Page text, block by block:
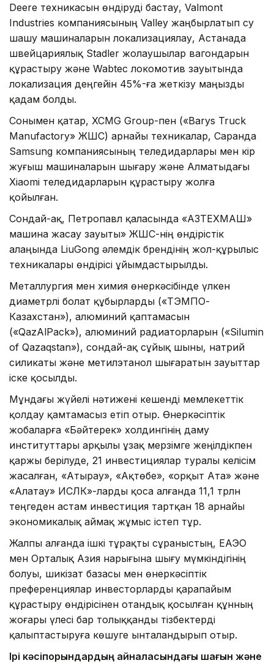
Deere техникасын өндіруді бастау, Valmont
Industries компаниясының Valley жаңбырлатып су
шашу машиналарын локализациялау, Астанада
швейцариялық Stadler жолаушылар вагондарын
құрастыру және Wabtec локомотив зауытында
локализация деңгейін 45%-ға жеткізу маңызды
қадам болды.
Сонымен қатар, XCMG Group-пен («Barys Truck
Manufactory» ЖШС) арнайы техникалар, Саранда
Samsung компаниясының теледидарлары мен кір
жуғыш машиналарын шығару және Алматыдағы
Xiaomi теледидарларын құрастыру жолға
қойылған.
Сондай-ақ, Петропавл қаласында «ҚАЗТЕХМАШ»
машина жасау зауыты» ЖШС-нің өндірістік
алаңында LiuGong әлемдік брендінің жол-құрылыс
техникалары өндірісі ұйымдастырылды.
Металлургия мен химия өнеркәсібінде үлкен
диаметрлі болат құбырларды («ТЭМПО-
Казахстан»), алюминий қаптамасын
(«QazAlPack»), алюминий радиаторларын («Silumin
of Qazaqstan»), сондай-ақ сұйық шыны, натрий
силикаты және метилэтанол шығаратын зауыттар
іске қосылды.
Мұндағы жүйелі нәтижені кешенді мемлекеттік
қолдау қамтамасыз етіп отыр. Өнеркәсіптік
жобаларға «Бәйтерек» холдингінің даму
институттары арқылы ұзақ мерзімге жеңілдікпен
қаржы берілуде, 21 инвестициялар туралы келісім
жасалған, «Атырау», «Ақтөбе», «Қорқыт Ата» және
«Алатау» ИСЛК»-ларды қоса алғанда 11,1 трлн
теңгеден астам инвестиция тартқан 18 арнайы
экономикалық аймақ жұмыс істеп тұр.
Жалпы алғанда ішкі тұрақты сұраныстың, ЕАЭО
мен Орталық Азия нарығына шығу мүмкіндігінің
болуы, шикізат базасы мен өнеркәсіптік
преференциялар инвесторларды қарапайым
құрастыру өндірісінен отандық қосылған құнның
жоғары үлесі бар толыққанды тізбектерді
қалыптастыруға көшуге ынталандырып отыр.
Ірі кәсіпорындардың айналасындағы шағын және